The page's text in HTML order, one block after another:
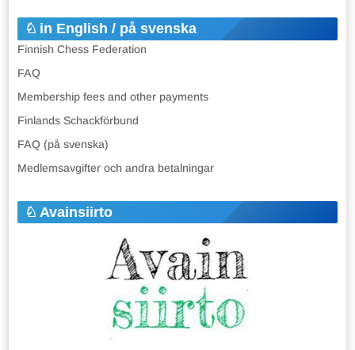
in English / på svenska
Finnish Chess Federation
FAQ
Membership fees and other payments
Finlands Schackförbund
FAQ (på svenska)
Medlemsavgifter och andra betalningar
Avainsiirto